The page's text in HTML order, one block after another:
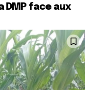
DMP face aux